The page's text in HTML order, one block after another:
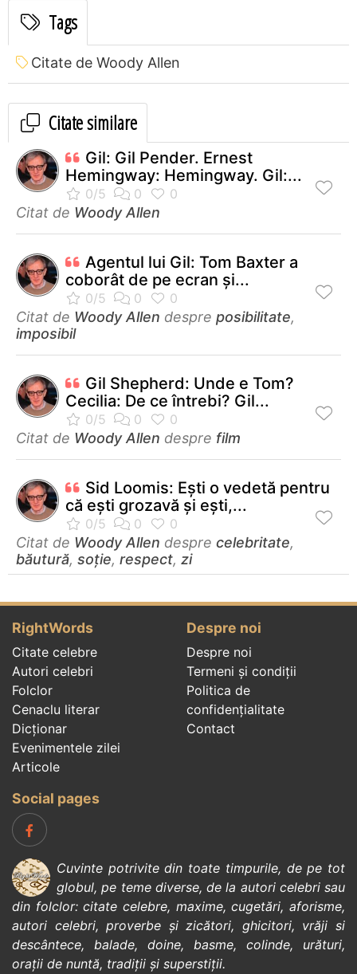
Tags
Citate de Woody Allen
Citate similare
Gil: Gil Pender. Ernest
Hemingway: Hemingway. Gil:...
Citat de Woody Allen
Agentul lui Gil: Tom Baxter a
coborât de pe ecran şi...
Citat de Woody Allen despre posibilitate,
imposibil
Gil Shepherd: Unde e Tom?
Cecilia: De ce întrebi? Gil...
Citat de Woody Allen despre film
Sid Loomis: Eşti o vedetă pentru
că eşti grozavă şi eşti,...
Citat de Woody Allen despre celebritate,
băutură, soție, respect, zi
RightWords
Citate celebre
Autori celebri
Folclor
Cenaclu literar
Dicționar
Evenimentele zilei
Articole
Despre noi
Despre noi
Termeni și condiții
Politica de
confidenţialitate
Contact
Social pages
Cuvinte potrivite din toate timpurile, de pe tot
globul, pe teme diverse, de la autori celebrisau
din folclor:citate celebre, maxime,cugetări,aforisme,
autori celebri,proverbe și zicători, ghicitori, vrăji si
descântece, balade, doine, basme, colinde, urături,
orații de nuntă, tradiții și superstiții.